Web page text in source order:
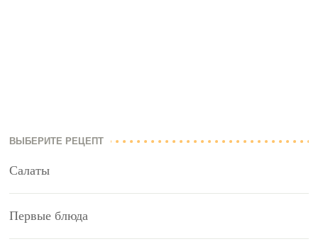
ВЫБЕРИТЕ РЕЦЕПТ
Салаты
Первые блюда